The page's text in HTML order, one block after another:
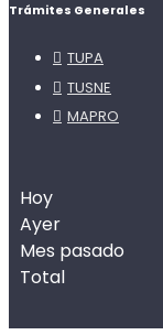
Trámites Generales
TUPA
TUSNE
MAPRO
Hoy
Ayer
Mes pasado
Total